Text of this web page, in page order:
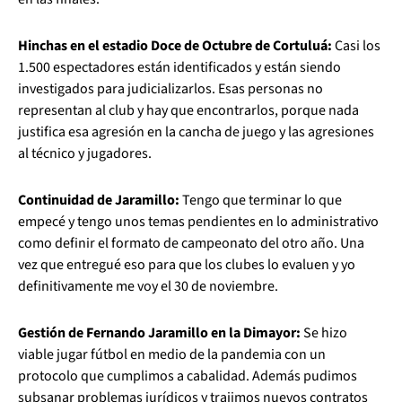
Hinchas en el estadio Doce de Octubre de Cortuluá:Casi los
1.500 espectadores están identificados y están siendo
investigados para judicializarlos. Esas personas no
representan al club y hay que encontrarlos, porque nada
justifica esa agresión en la cancha de juego y las agresiones
al técnico y jugadores.
Continuidad de Jaramillo:Tengo que terminar lo que
empecé y tengo unos temas pendientes en lo administrativo
como definir el formato de campeonato del otro año. Una
vez que entregué eso para que los clubes lo evaluen y yo
definitivamente me voy el 30 de noviembre.
Gestión de Fernando Jaramillo en la Dimayor:Se hizo
viable jugar fútbol en medio de la pandemia con un
protocolo que cumplimos a cabalidad. Además pudimos
subsanar problemas jurídicos y trajimos nuevos contratos